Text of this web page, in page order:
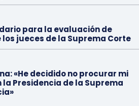
para la evaluación de
los jueces de la Suprema Corte
«He decidido no procurar mi
Presidencia de la Suprema